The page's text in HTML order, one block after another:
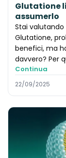
Glutatione
assumerlo
Stai valutando
Glutatione,
benefici, ma
davvero? Per
Continua
22/09/2025